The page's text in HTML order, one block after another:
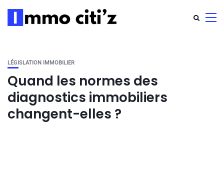
LÉGISLATION IMMOBILIER
Quand les normes des
diagnostics immobiliers
changent-elles ?